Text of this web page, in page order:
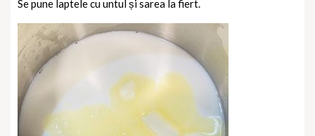
Se pune laptele cu untul și sarea la fiert.